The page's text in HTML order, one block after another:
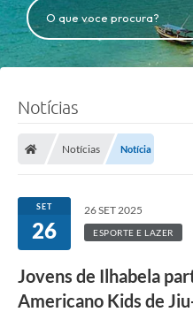
O que voce procura?
Notícias
Notícias Notícia
SET
26
26 SET 2025
ESPORTE E LAZER
Jovens de Ilhabela
Americano Kids de